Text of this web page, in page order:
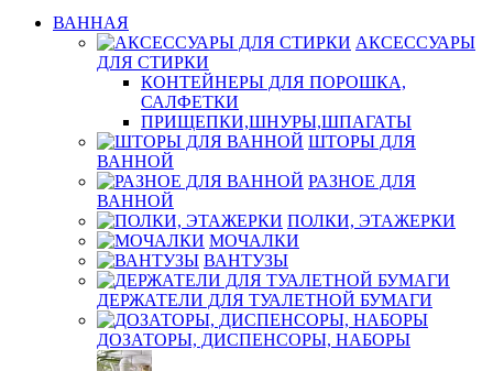
ВАННАЯ
АКСЕССУАРЫ
ДЛЯ СТИРКИ
КОНТЕЙНЕРЫ ДЛЯ ПОРОШКА,
САЛФЕТКИ
ПРИЩЕПКИ,ШНУРЫ,ШПАГАТЫ
ШТОРЫ ДЛЯ
ВАННОЙ
РАЗНОЕ ДЛЯ
ВАННОЙ
ПОЛКИ, ЭТАЖЕРКИ
МОЧАЛКИ
ВАНТУЗЫ
ДЕРЖАТЕЛИ ДЛЯ ТУАЛЕТНОЙ БУМАГИ
ДОЗАТОРЫ, ДИСПЕНСОРЫ, НАБОРЫ